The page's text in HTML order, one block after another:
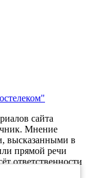
сайта
Мнение
высказанными в
прямой речи
ответственности